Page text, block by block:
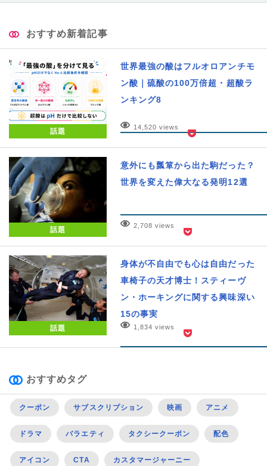
おすすめ新着記事
話題
世界最強の酸はフルオロアンチモ
ン酸｜硫酸の100万倍超・超酸ラ
ンキング8
14,520 views
話題
意外にも瓢箪から出た駒だった？
世界を変えた偉大なる発明12選
2,708 views
話題
身体が不自由でも心は自由だった
車椅子の天才博士！スティーヴ
ン・ホーキングに関する興味深い
15の事実
1,834 views
おすすめタグ
クーポン サブスクリプション 映画 アニメ
ドラマ バラエティ タクシークーポン 配色
アイコン CTA カスタマージャーニー